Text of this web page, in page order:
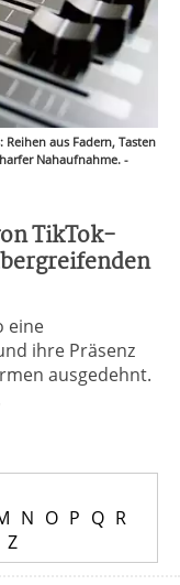
Reihen aus Fadern, Tasten
Nahaufnahme. -
TikTok-
eine
ihre Präsenz
ausgedehnt.
N O P Q R
Z